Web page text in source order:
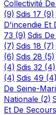
Collectivité
(9) Sdis 17 (9)
D'incendie Et
73 (9) Sdis
(7) Sdis 18 (7)
(6) Sdis 28 (5)
(4) Sdis 32 (4)
(4) Sdis 49 (4)
De Seine-
Nationale (2)
Et De